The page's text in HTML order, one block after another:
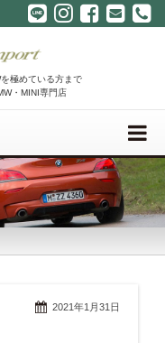
極めている方まで
・MINI専門店
2021年1月31日